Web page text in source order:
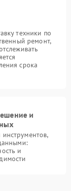
техники по
ремонт,
срока
и
и